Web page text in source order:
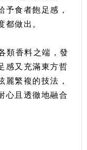
予食者飽足感，
都做出。
類香料之端，發
感又充滿東方哲
麗繁複的技法，
心且透徹地融合